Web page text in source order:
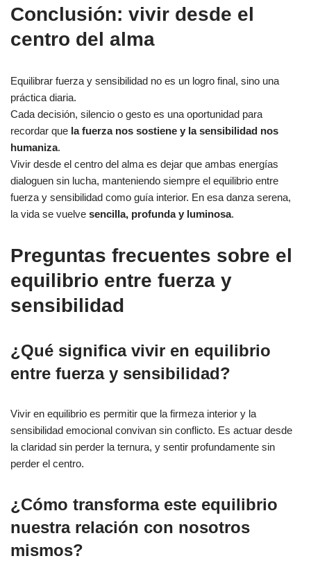
Conclusión: vivir desde el
centro del alma
Equilibrar fuerza y sensibilidad no es un logro final, sino una
práctica diaria.
Cada decisión, silencio o gesto es una oportunidad para
recordar que la fuerza nos sostiene y la sensibilidad nos
humaniza.
Vivir desde el centro del alma es dejar que ambas energías
dialoguen sin lucha, manteniendo siempre el equilibrio entre
fuerza y sensibilidad como guía interior. En esa danza serena,
la vida se vuelve sencilla, profunda y luminosa.
Preguntas frecuentes sobre el
equilibrio entre fuerza y
sensibilidad
¿Qué significa vivir en equilibrio
entre fuerza y sensibilidad?
Vivir en equilibrio es permitir que la firmeza interior y la
sensibilidad emocional convivan sin conflicto. Es actuar desde
la claridad sin perder la ternura, y sentir profundamente sin
perder el centro.
¿Cómo transforma este equilibrio
nuestra relación con nosotros
mismos?